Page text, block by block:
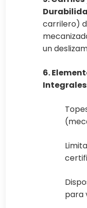
carrilero)
un
6.
para